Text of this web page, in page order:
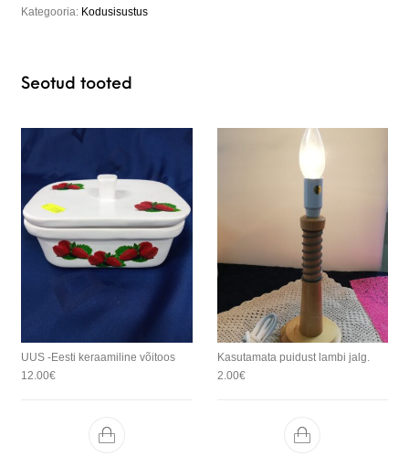
Kategooria: Kodusisustus
Seotud tooted
UUS -Eesti keraamiline võitoos
12.00€
Kasutamata puidust lambi jalg.
2.00€